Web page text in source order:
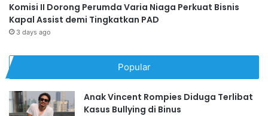
Komisi II Dorong Perumda Varia Niaga Perkuat Bisnis
Kapal Assist demi Tingkatkan PAD
3 days ago
Popular
Anak Vincent Rompies Diduga Terlibat
Kasus Bullying di Binus